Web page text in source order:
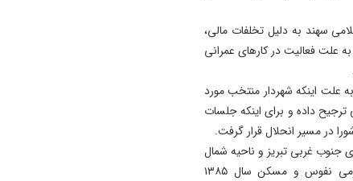
هفت عضو شورای اسلامی سهند به دلیل تخلفات مالی،
علت فعالیت در کارهای عمرانی
علت اینکه شهردار منتخب مورد
ترجیح داده و برای اینکه جلسات
در مسیر انحلال قرار گرفت.
آذربایجان شرقی بوده و در ۲۰ کیلومتری جنوب غربی تبریز و ناحیه شمال
غربی شهرستان اسکو واقع شده‌ است؛ براساس سرشماری عمومی نفوس و مسکن سال ۱۳۸۵